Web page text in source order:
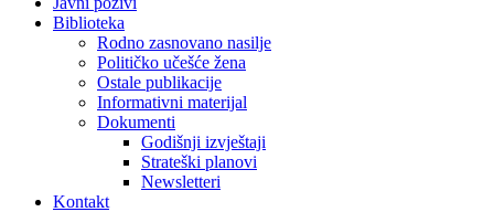
Biblioteka
Rodno zasnovano nasilje
Političko učešće žena
Ostale publikacije
Informativni materijal
Dokumenti
Godišnji izvještaji
Strateški planovi
Newsletteri
Kontakt